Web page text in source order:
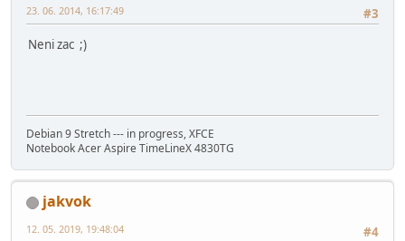
; winbind enum users = yes
; usershare max shares = 100
usershare allow guests = yes
browseable = no
writeable = yes
read only = no
directory mask = 0700
#3
23. 06. 2014, 16:17:49
Neni zac ;)
Debian 9 Stretch --- in progress, XFCE
Notebook Acer Aspire TimeLineX 4830TG
jakvok
#4
12. 05. 2019, 19:48:04